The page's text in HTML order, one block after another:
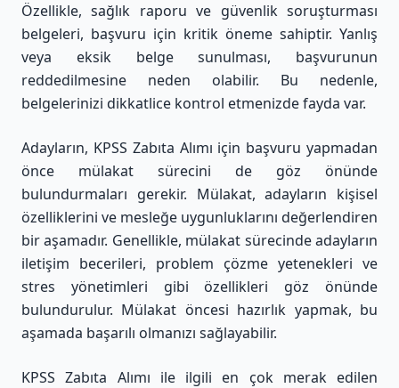
Özellikle, sağlık raporu ve güvenlik soruşturması
belgeleri, başvuru için kritik öneme sahiptir. Yanlış
veya eksik belge sunulması, başvurunun
reddedilmesine neden olabilir. Bu nedenle,
belgelerinizi dikkatlice kontrol etmenizde fayda var.
Adayların, KPSS Zabıta Alımı için başvuru yapmadan
önce mülakat sürecini de göz önünde
bulundurmaları gerekir. Mülakat, adayların kişisel
özelliklerini ve mesleğe uygunluklarını değerlendiren
bir aşamadır. Genellikle, mülakat sürecinde adayların
iletişim becerileri, problem çözme yetenekleri ve
stres yönetimleri gibi özellikleri göz önünde
bulundurulur. Mülakat öncesi hazırlık yapmak, bu
aşamada başarılı olmanızı sağlayabilir.
KPSS Zabıta Alımı ile ilgili en çok merak edilen